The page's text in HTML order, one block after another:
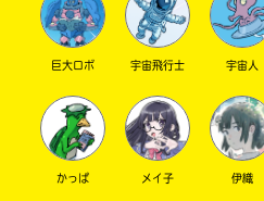
巨大ロボ 宇宙飛行士 宇宙人
かっぱ メイ子 伊織